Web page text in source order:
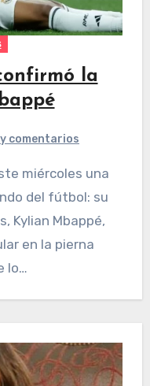
la
comentarios
del fútbol: su
Kylian Mbappé,
en la pierna
lo…